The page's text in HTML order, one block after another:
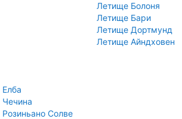
Летище Болоня
Летище Бари
Летище Дортмунд
Летище Айндховен
Солве